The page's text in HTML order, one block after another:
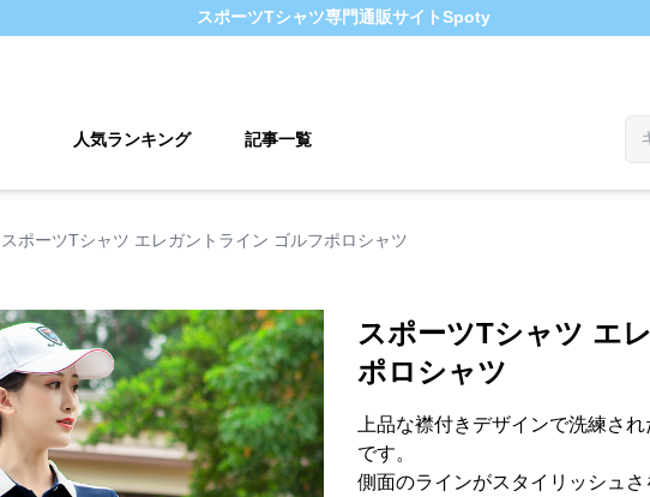
スポーツTシャツ専門通販サイトSpoty
人気ランキング 記事一覧
スポーツTシャツ エレガントライン ゴルフポロシャツ
スポーツTシャツ エ
ポロシャツ
上品な襟付きデザインで洗練さ
です。
側面のラインがスタイリッシュ